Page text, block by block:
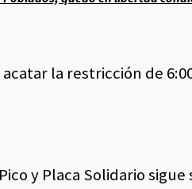
la restricción de
y Placa Solidario